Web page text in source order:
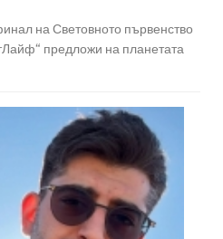
на Световното първенство
предложи на планетата